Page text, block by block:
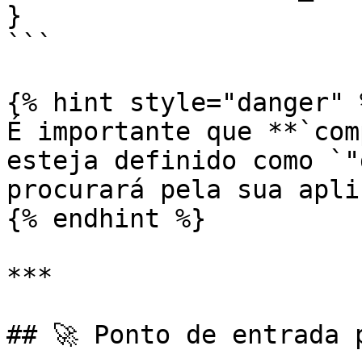
}
```
{% hint style="danger"
É importante que
esteja definido como
procurará pela sua
{% endhint %}
***
## 🚀 Ponto de